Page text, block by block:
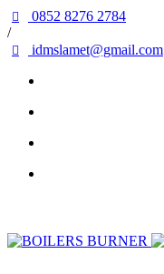
0852 8276 2784
/
idmslamet@gmail.com